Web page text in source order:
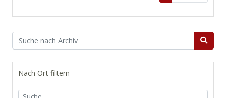
Nach Ort filtern